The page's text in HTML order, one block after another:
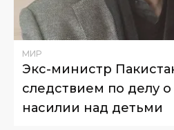
МИР
Экс-министр
следствием по делу
насилии над детьми